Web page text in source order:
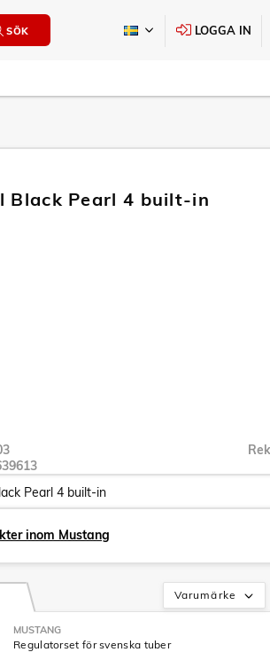
SÖK LOGGA IN
Black Pearl 4 built-in
inom Mustang
Varumärke
MUSTANG
Regulatorset för svenska tuber